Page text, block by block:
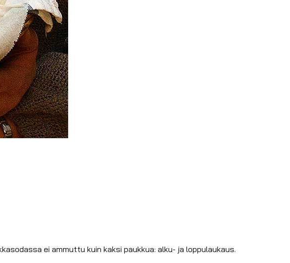
ei ammuttu kuin kaksi paukkua: alku- ja loppulaukaus.